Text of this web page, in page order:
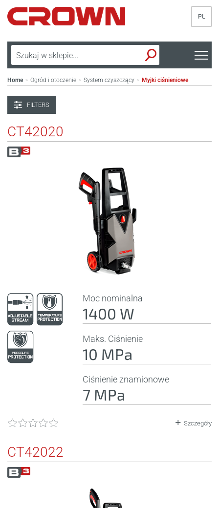
PL
Home > Ogród i otoczenie > System czyszczący > Myjki ciśnieniowe
FILTERS
CT42020
Moc nominalna
1400 W
Maks. Ciśnienie
10 MPa
Ciśnienie znamionowe
7 MPa
Szczegóły
CT42022